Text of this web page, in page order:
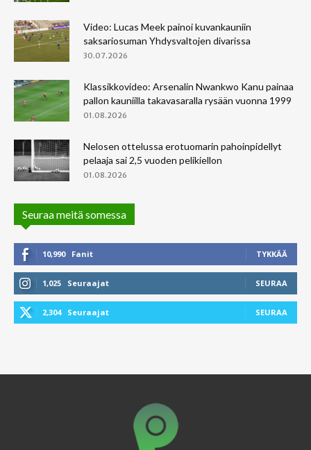
Video: Lucas Meek painoi kuvankauniin
saksariosuman Yhdysvaltojen divarissa
30.07.2026
Klassikkovideo: Arsenalin Nwankwo Kanu painaa
pallon kauniilla takavasaralla rysään vuonna 1999
01.08.2026
Nelosen ottelussa erotuomarin pahoinpidellyt
pelaaja sai 2,5 vuoden pelikiellon
01.08.2026
Seuraa meitä somessa
10,990 Fanit TYKKÄÄ
1,025 Seuraajat SEURAA
2,304 Seuraajat SEURAA